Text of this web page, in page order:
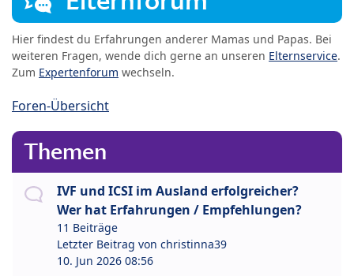
Hier findest du Erfahrungen anderer Mamas und Papas. Bei
weiteren Fragen, wende dich gerne an unseren Elternservice.
Zum Expertenforum wechseln.
Foren-Übersicht
Themen
IVF und ICSI im Ausland erfolgreicher?
Wer hat Erfahrungen / Empfehlungen?
11 Beiträge
Letzter Beitrag von christinna39
10. Jun 2026 08:56